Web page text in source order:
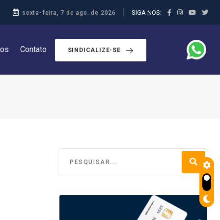
sexta-feira, 7 de ago. de 2026 SIGA NOS:
Contato SINDICALIZE-SE